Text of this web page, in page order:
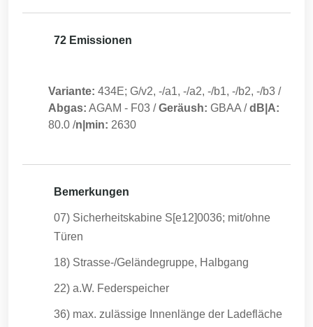
72 Emissionen
Variante: 434E; G/v2, -/a1, -/a2, -/b1, -/b2, -/b3 /
Abgas: AGAM - F03 /Geräush: GBAA /dB|A:
80.0 /n|min: 2630
Bemerkungen
07) Sicherheitskabine S[e12]0036; mit/ohne
Türen
18) Strasse-/Geländegruppe, Halbgang
22) a.W. Federspeicher
36) max. zulässige Innenlänge der Ladefläche